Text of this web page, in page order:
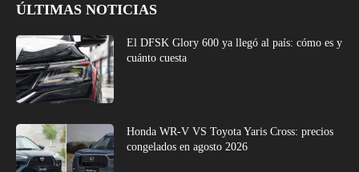
ÚLTIMAS NOTICIAS
El DFSK Glory 600 ya llegó al país: cómo es y
cuánto cuesta
Honda WR-V VS Toyota Yaris Cross: precios
congelados en agosto 2026